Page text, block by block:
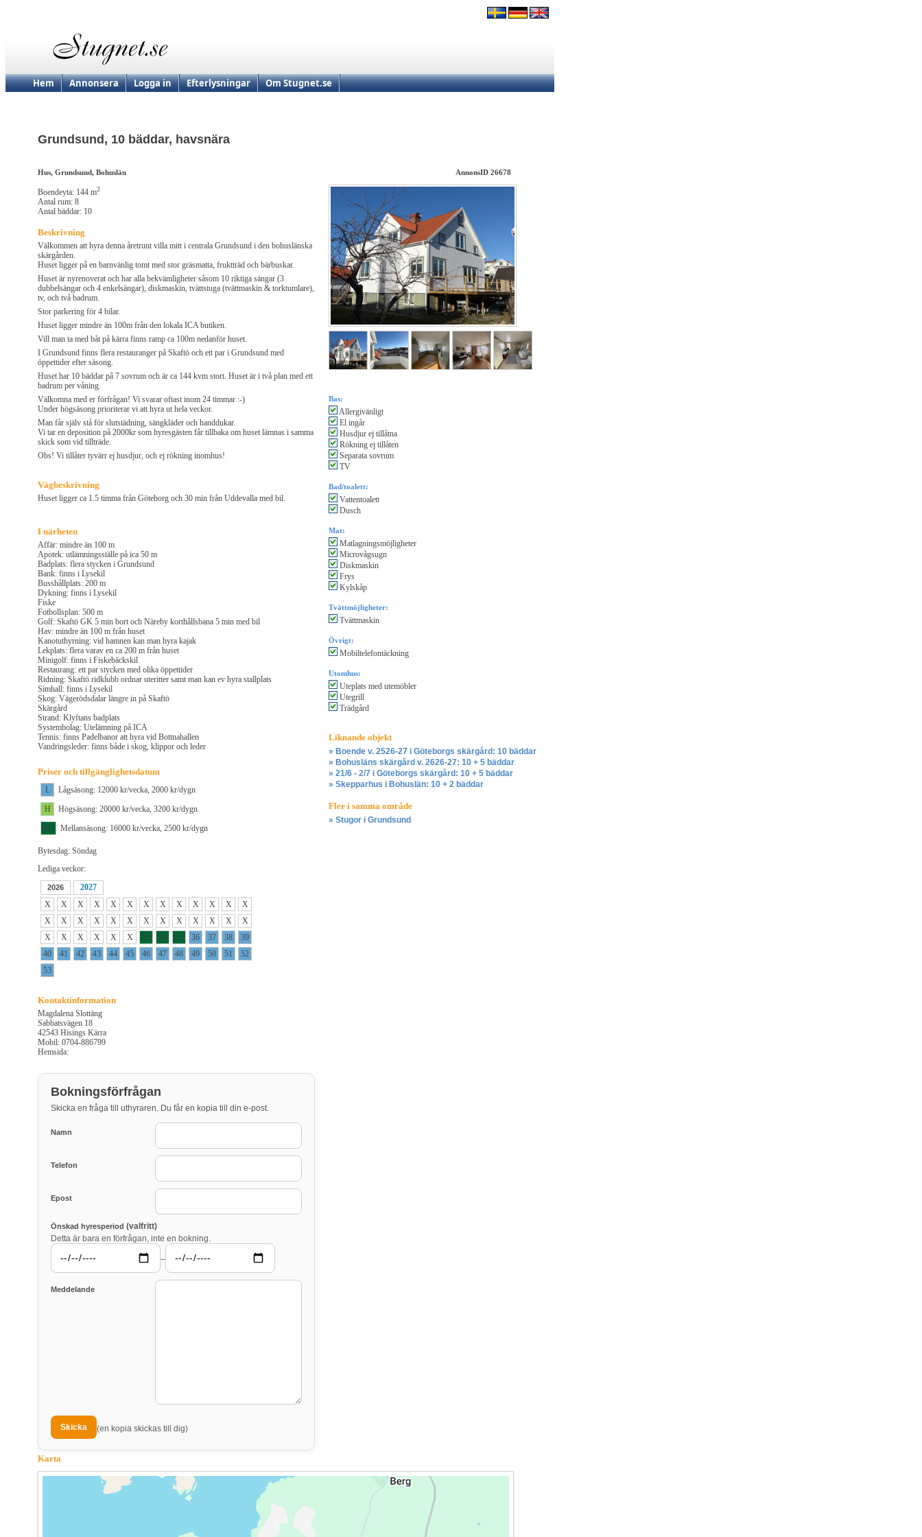
Hem Annonsera Logga in Efterlysningar Om Stugnet.se
Grundsund, 10 bäddar, havsnära
Hus, Grundsund, Bohuslän AnnonsID 26678
Boendeyta: 144 m2
Antal rum: 8
Antal bäddar: 10
Beskrivning
Välkommen att hyra denna åretrunt villa mitt i centrala Grundsund i den bohuslänska
skärgården.
Huset ligger på en barnvänlig tomt med stor gräsmatta, fruktträd och bärbuskar.
Huset är nyrenoverat och har alla bekvämligheter såsom 10 riktiga sängar (3
dubbelsängar och 4 enkelsängar), diskmaskin, tvättstuga (tvättmaskin & torktumlare),
tv, och två badrum.
Stor parkering för 4 bilar.
Huset ligger mindre än 100m från den lokala ICA butiken.
Vill man ta med båt på kärra finns ramp ca 100m nedanför huset.
I Grundsund finns flera restauranger på Skaftö och ett par i Grundsund med
öppettider efter säsong.
Huset har 10 bäddar på 7 sovrum och är ca 144 kvm stort. Huset är i två plan med ett
badrum per våning.
Välkomna med er förfrågan! Vi svarar oftast inom 24 timmar :-)
Under högsäsong prioriterar vi att hyra ut hela veckor.
Man får själv stå för slutstädning, sängkläder och handdukar.
Vi tar en deposition på 2000kr som hyresgästen får tillbaka om huset lämnas i samma
skick som vid tillträde.
Obs! Vi tillåter tyvärr ej husdjur, och ej rökning inomhus!
Vägbeskrivning
Huset ligger ca 1.5 timma från Göteborg och 30 min från Uddevalla med bil.
I närheten
Affär: mindre än 100 m
Apotek: utlämningsställe på ica 50 m
Badplats: flera stycken i Grundsund
Bank: finns i Lysekil
Busshållplats: 200 m
Dykning: finns i Lysekil
Fiske
Fotbollsplan: 500 m
Golf: Skaftö GK 5 min bort och Näreby korthållsbana 5 min med bil
Hav: mindre än 100 m från huset
Kanotuthyrning: vid hamnen kan man hyra kajak
Lekplats: flera varav en ca 200 m från huset
Minigolf: finns i Fiskebäckskil
Restaurang: ett par stycken med olika öppettider
Ridning: Skaftö ridklubb ordnar uteritter samt man kan ev hyra stallplats
Simhall: finns i Lysekil
Skog: Vägerödsdalar längre in på Skaftö
Skärgård
Strand: Klyftans badplats
Systembolag: Utelämning på ICA
Tennis: finns Padelbanor att hyra vid Bottnahallen
Vandringsleder: finns både i skog, klippor och leder
Priser och tillgänglighetsdatum
L
Lågsäsong: 12000 kr/vecka, 2000 kr/dygn
H
Högsäsong: 20000 kr/vecka, 3200 kr/dygn
M1
Mellansäsong: 16000 kr/vecka, 2500 kr/dygn
Bytesdag: Söndag
Lediga veckor:
2026
2027
X
X X X X X X X X X X X
X
X
X X X X X X X X X X X
X
X
X X X X X 33 34 35 36 37 38
39
40
41 42 43 44 45 46 47 48 49 50 51
52
53
Kontaktinformation
Magdalena Slottäng
Sabbatsvägen 18
42543 Hisings Kärra
Mobil: 0704-886799
Hemsida:
Bokningsförfrågan
Skicka en fråga till uthyraren. Du får en kopia till din e-post.
Namn
Telefon
Epost
Önskad hyresperiod (valfritt)
Detta är bara en förfrågan, inte en bokning.
–
Meddelande
(en kopia skickas till dig)
Bas:
Allergivänligt
El ingår
Husdjur ej tillåtna
Rökning ej tillåten
Separata sovrum
TV
Bad/toalett:
Vattentoalett
Dusch
Mat:
Matlagningsmöjligheter
Microvågsugn
Diskmaskin
Frys
Kylskåp
Tvättmöjligheter:
Tvättmaskin
Övrigt:
Mobiltelefontäckning
Utomhus:
Uteplats med utemöbler
Utegrill
Trädgård
Liknande objekt
» Boende v. 2526-27 i Göteborgs skärgård: 10 bäddar
» Bohusläns skärgård v. 2626-27: 10 + 5 bäddar
» 21/6 - 2/7 i Göteborgs skärgård: 10 + 5 bäddar
» Skepparhus i Bohuslän: 10 + 2 bäddar
Fler i samma område
» Stugor i Grundsund
Karta